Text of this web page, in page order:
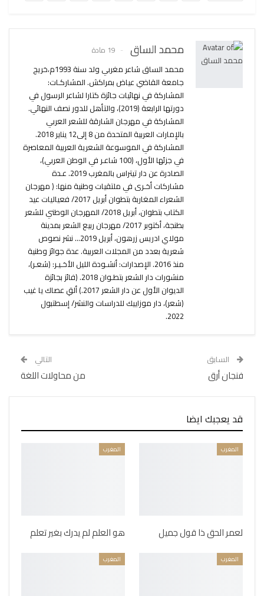
محمد الساق 19 مادة
محمد الساق شاعر مغربي ولد سنة 1993م،خريج
جامعة القاضي عياض بمراكش. المشاركـات:
المشاركة في نهائيات جائزة كتارا لشاعر الرسول في
دورتها الرابعة (2019)، والتأهل للدور نصف النهائي.
المشاركة في مهرجان الشارقة للشعر العربي
بالإمارات العربية المتحدة من 8 إلى12 يناير 2018.
المشاركة في الموسوعة الشعرية العربية المعاصرة
في جزئها الأول، (100 شاعـر في الوطن العربي)،
الصادرة عن دار تيتراس بالمغرب 2019. عـدة
مشاركات أخـرى في ملتقيات وطنية منها: ( مهرجان
الشعراء المغاربة بتطوان أبريل 2017/ فعياليات عيد
الكتاب بتطوان، أبريل 2018/ المهرجان الوطني للشعر
بطنجة، أكتوبر 2017/ مهرجان ربيع الشعر بمدينة
مولاي ادريس زرهون، أبريل 2019... نشر نصوص
شعرية بعدد من المجلات العربية. عدة جوائز وطنية
منذ 2016. الإصدارات: أنشـودة الليل الأخـيـر: (شعـر)،
منشورات دار الشعر بتطـوان 2018. (فائز بجائزة
الديوان الأول عن دار الشعر 2017.) ألقِ عصاك يا غيب
(شعر)، دار موزاييك للدراسات والنشر/ إسطتبول
2022.
السابق
فنجان أرق
التالي
من محاولات اللغة
قد يعجبك ايضا
المغرب
لعمر الحق ذا قول جميل
المغرب
هو العلم لم يدرك بغير تعلم
المغرب المغرب